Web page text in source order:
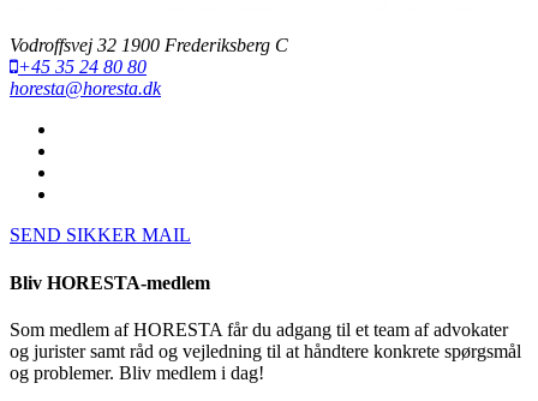
Vodroffsvej 32 1900 Frederiksberg C
+45 35 24 80 80
horesta@horesta.dk
SEND SIKKER MAIL
Bliv HORESTA-medlem
Som medlem af HORESTA får du adgang til et team af advokater
og jurister samt råd og vejledning til at håndtere konkrete spørgsmål
og problemer. Bliv medlem i dag!